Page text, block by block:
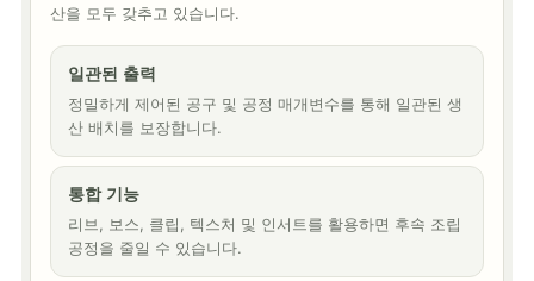
산을 모두 갖추고 있습니다.
일관된 출력
정밀하게 제어된 공구 및 공정 매개변수를 통해 일관된 생
산 배치를 보장합니다.
통합 기능
리브, 보스, 클립, 텍스처 및 인서트를 활용하면 후속 조립
공정을 줄일 수 있습니다.